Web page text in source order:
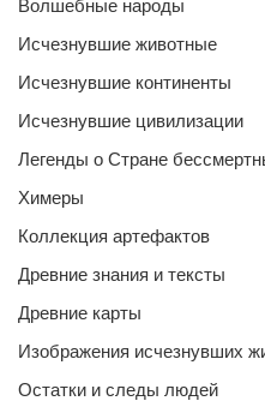
Волшебные народы
Исчезнувшие животные
Исчезнувшие континенты
Исчезнувшие цивилизации
Легенды о Стране
Химеры
Коллекция артефактов
Древние знания и тексты
Древние карты
Изображения исчезнувших
Остатки и следы людей